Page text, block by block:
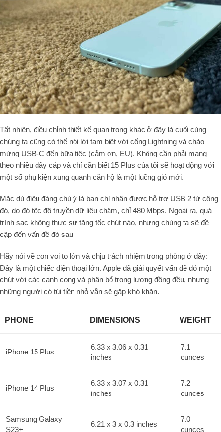
Tất nhiên, điều chỉnh thiết kế quan trọng khác ở đây là cuối cùng
chúng ta cũng có thể nói lời tạm biệt với cổng Lightning và chào
mừng USB-C đến bữa tiệc (cảm ơn, EU). Không cần phải mang
theo nhiều dây cáp và chỉ cần biết 15 Plus của tôi sẽ hoạt động với
một số phụ kiện xung quanh căn hộ là một luồng gió mới.
Mặc dù điều đáng chú ý là bạn chỉ nhận được hỗ trợ USB 2 từ cổng
đó, do đó tốc độ truyền dữ liệu chậm, chỉ 480 Mbps. Ngoài ra, quá
trình sạc không thực sự tăng tốc chút nào, nhưng chúng ta sẽ đề
cập đến vấn đề đó sau.
Hãy nói về con voi to lớn và chịu trách nhiệm trong phòng ở đây:
Đây là một chiếc điện thoại lớn. Apple đã giải quyết vấn đề đó một
chút với các cạnh cong và phân bổ trọng lượng đồng đều, nhưng
những người có túi tiền nhỏ vẫn sẽ gặp khó khăn.
PHONE DIMENSIONS WEIGHT
iPhone 15 Plus
6.33 x 3.06 x 0.31
inches
7.1
ounces
iPhone 14 Plus
6.33 x 3.07 x 0.31
inches
7.2
ounces
Samsung Galaxy
S23+
6.21 x 3 x 0.3 inches
7.0
ounces